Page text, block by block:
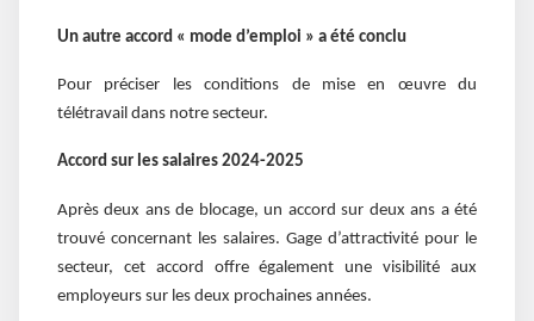
Un autre accord « mode d’emploi » a été conclu
Pour préciser les conditions de mise en œuvre du
télétravail dans notre secteur.
Accord sur les salaires 2024-2025
Après deux ans de blocage, un accord sur deux ans a été
trouvé concernant les salaires. Gage d’attractivité pour le
secteur, cet accord offre également une visibilité aux
employeurs sur les deux prochaines années.